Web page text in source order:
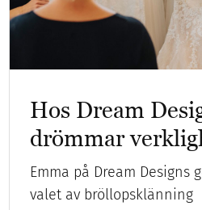
Hos Dream
drömmar
Emma på Dream Designs
valet av bröllopsklänning